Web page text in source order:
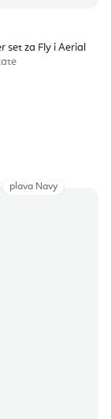
set za Fly i Aerial
plava Navy